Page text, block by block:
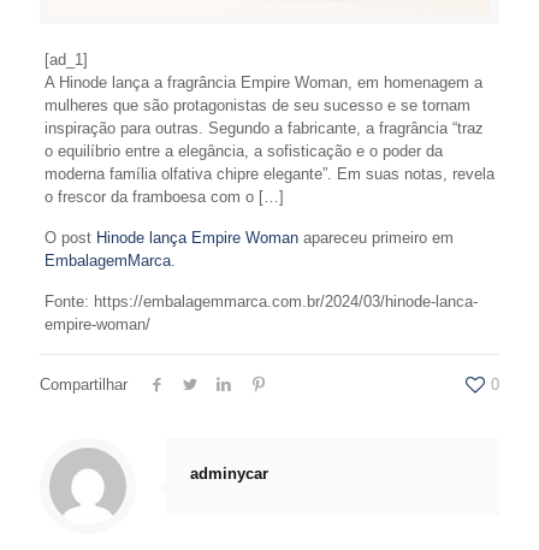
[ad_1]
A Hinode lança a fragrância Empire Woman, em homenagem a
mulheres que são protagonistas de seu sucesso e se tornam
inspiração para outras. Segundo a fabricante, a fragrância “traz
o equilíbrio entre a elegância, a sofisticação e o poder da
moderna família olfativa chipre elegante”. Em suas notas, revela
o frescor da framboesa com o […]
O post Hinode lança Empire Womanapareceu primeiro em
EmbalagemMarca.
Fonte: https://embalagemmarca.com.br/2024/03/hinode-lanca-
empire-woman/
Compartilhar 0
adminycar